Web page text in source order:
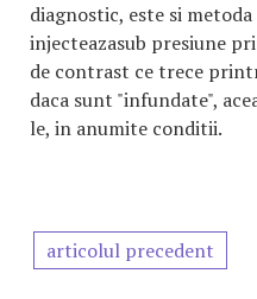
diagnostic, este si
injecteazasub presiune
de contrast ce trece
daca sunt "infundate",
le, in anumite conditii.
articolul precedent